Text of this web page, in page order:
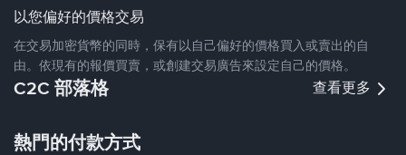
以您偏好的價格交易
在交易加密貨幣的同時，保有以自己偏好的價格買入或賣出的自
由。依現有的報價買賣，或創建交易廣告來設定自己的價格。
C2C 部落格 查看更多
熱門的付款方式